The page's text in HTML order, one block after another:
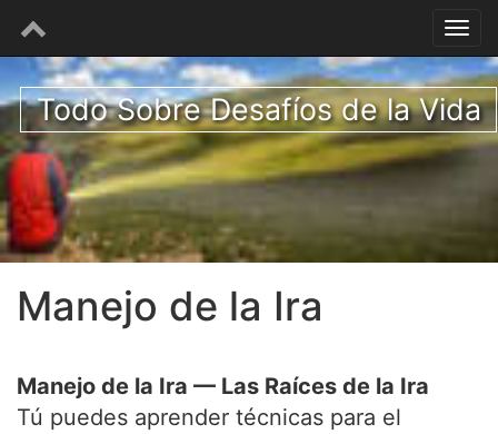
Todo Sobre Desafíos de la Vida
Manejo de la Ira
Manejo de la Ira — Las Raíces de la Ira
Tú puedes aprender técnicas para el